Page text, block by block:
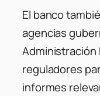
El banco
agencias
Administración
reguladores
informes